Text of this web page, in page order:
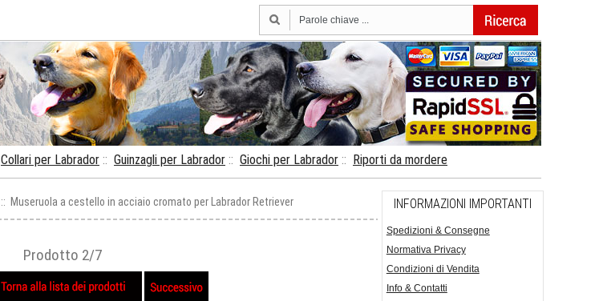
Collari per Labrador :: Guinzagli per Labrador :: Giochi per Labrador :: Riporti da mordere
:: Museruola a cestello in acciaio cromato per Labrador Retriever
Prodotto 2/7
INFORMAZIONI IMPORTANTI
Spedizioni & Consegne
Normativa Privacy
Condizioni di Vendita
Info & Contatti